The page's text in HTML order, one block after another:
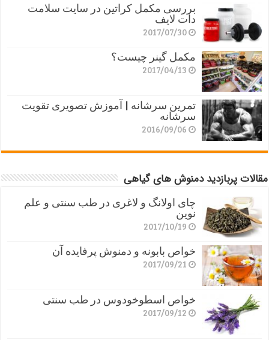
بررسی مکمل کراتین در سایت سلامت
دات لایف
2017/07/30
مکمل گینر چیست؟
2017/04/13
تمرین سرشانه | آموزش تصویری تقویت
سرشانه
2016/09/06
مقالات پربازدید دمنوش های گیاهی
چای اولانگ و لاغری در طب سنتی و علم
نوین
2017/10/19
خواص بابونه و دمنوش پرفایده آن
2017/09/21
خواص اسطوخودوس در طب سنتی
2017/09/12